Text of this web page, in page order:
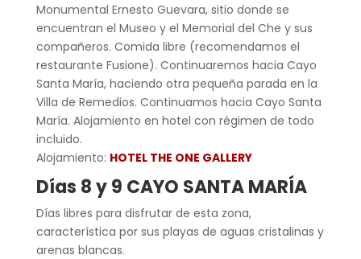
Monumental Ernesto Guevara, sitio donde se
encuentran el Museo y el Memorial del Che y sus
compañeros. Comida libre (recomendamos el
restaurante Fusione). Continuaremos hacia Cayo
Santa María, haciendo otra pequeña parada en la
Villa de Remedios. Continuamos hacia Cayo Santa
María. Alojamiento en hotel con régimen de todo
incluido.
Alojamiento: HOTEL THE ONE GALLERY
Días 8 y 9 CAYO SANTA MARÍA
Días libres para disfrutar de esta zona,
característica por sus playas de aguas cristalinas y
arenas blancas.